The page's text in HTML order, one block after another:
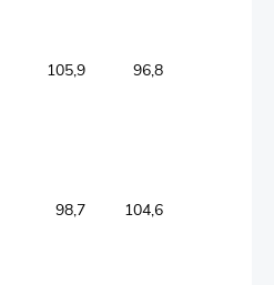
105,9 96,8
98,7 104,6